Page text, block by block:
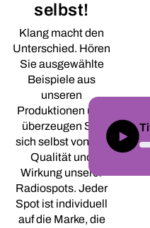
selbst!
Klang macht den
Unterschied. Hören
Sie ausgewählte
Beispiele aus
unseren
Produktionen und
überzeugen Sie
sich selbst von der
Qualität und
Wirkung unserer
Radiospots. Jeder
Spot ist individuell
auf die Marke, die